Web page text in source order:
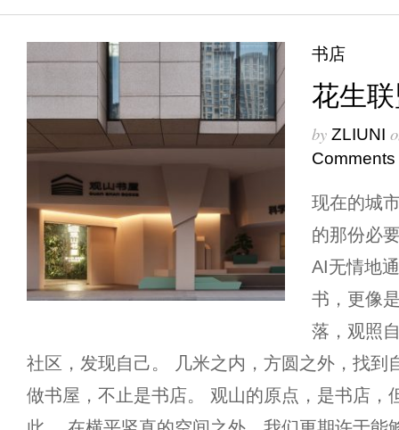
书店
花生
by ZLIUNI
Comments
现在的城
的那份必
AI无情地
书，更像
落，观照
社区，发现自己。 几米之内，方圆之外，找
做书屋，不止是书店。 观山的原点，是书店，